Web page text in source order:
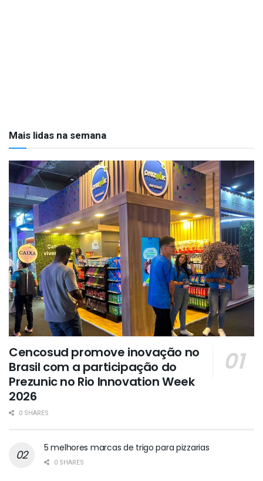
Mais lidas na semana
Cencosud promove inovação no
Brasil com a participação do
Prezunic no Rio Innovation Week
2026
0 SHARES
5 melhores marcas de trigo para pizzarias
0 SHARES